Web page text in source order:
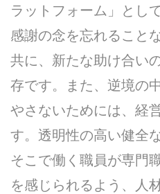
ラットフォーム」とし
感謝の念を忘れること
共に、新たな助け合い
存です。また、逆境の
やさないためには、経
す。透明性の高い健全
そこで働く職員が専門
を感じられるよう、人